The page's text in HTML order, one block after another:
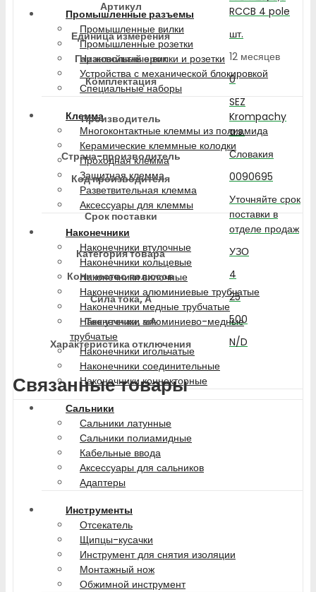
Промышленные разъемы
Промышленные вилки
Промышленные розетки
Низковольтные вилки и розетки
Устройства с механической блокировкой
Специальные наборы
Клемма
Многоконтактные клеммы из полиамида
Керамические клеммные колодки
Проходная клемма
Защитная клемма
Разветвительная клемма
Аксессуары для клеммы
Наконечники
Наконечники втулочные
Наконечники кольцевые
Наконечники вилочные
Наконечники алюминиевые трубчатые
Наконечники медные трубчатые
Наконечники алюминиево-медные
трубчатые
Наконечники игольчатые
Наконечники соединительные
Наконечники коннекторные
Сальники
Сальники латунные
Сальники полиамидные
Кабельные ввода
Аксессуары для сальников
Адаптеры
Инструменты
Отсекатель
Щипцы-кусачки
Инструмент для снятия изоляции
Монтажный нож
Обжимной инструмент
Артикул
RCCB 4 pole
Единица измерения
шт.
Гарантийный срок
12 месяцев
Комплектация
0
Производитель
SEZ
Krompachy
a.s.
Страна-производитель
Словакия
Код производителя
0090695
Срок поставки
Уточняйте срок
поставки в
отделе продаж
Категория товара
УЗО
Количество полюсов
4
Сила тока, А
25
Ток утечки, мА
500
Характеристика отключения
N/D
Связанные товары